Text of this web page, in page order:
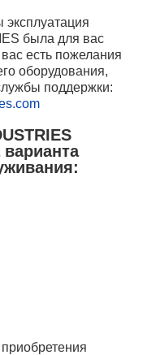
была для вас
есть пожелания
оборудования,
поддержки: